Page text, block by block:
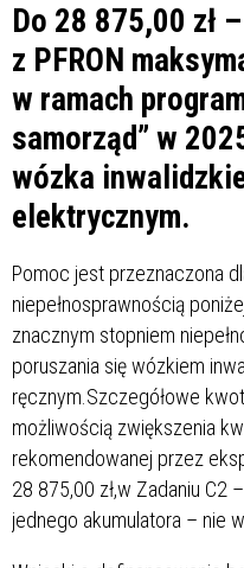
Do 28 875,00 zł
z PFRON
w ramach
samorząd” w
wózka
elektrycznym.
Pomoc jest przeznaczona
niepełnosprawnością
znacznym stopniem
poruszania się wózkiem
ręcznym.Szczegółowe
możliwością zwiększenia
rekomendowanej przez
28 875,00 zł,w Zadaniu C2
jednego akumulatora – nie